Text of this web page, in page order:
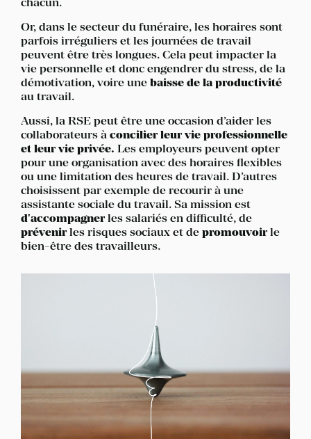
Or, dans le secteur du funéraire, les horaires sont
parfois irréguliers et les journées de travail
peuvent être très longues. Cela peut impacter la
vie personnelle et donc engendrer du stress, de la
démotivation, voire une baisse de la productivité
au travail.
Aussi, la RSE peut être une occasion d’aider les
collaborateurs à concilier leur vie professionnelle
et leur vie privée. Les employeurs peuvent opter
pour une organisation avec des horaires flexibles
ou une limitation des heures de travail. D’autres
choisissent par exemple de recourir à une
assistante sociale du travail. Sa mission est
d'accompagner les salariés en difficulté, de
prévenir les risques sociaux et de promouvoir le
bien-être des travailleurs.